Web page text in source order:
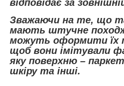
відповідає за
Зважаючи на те, що
мають штучне
можуть оформити їх
щоб вони імітували
яку поверхню –
шкіру та інші.